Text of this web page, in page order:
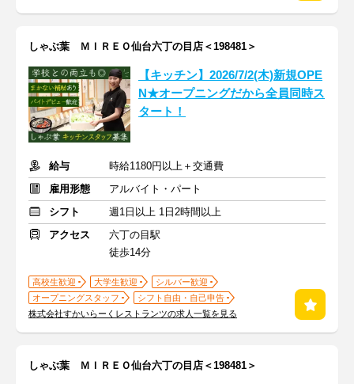
しゃぶ葉 ＭＩＲＥＯ仙台六丁の目店＜198481＞
【キッチン】2026/7/2(木)新規OPE
N★オープニングだから全員同時ス
タート！
給与
時給1180円以上＋交通費
雇用形態
アルバイト・パート
シフト
週1日以上 1日2時間以上
アクセス
六丁の目駅
徒歩14分
高校生歓迎 大学生歓迎
シルバー歓迎
オープニングスタッフ
シフト自由・自己申告
株式会社すかいらーくレストランツの求人一覧を見る
しゃぶ葉 ＭＩＲＥＯ仙台六丁の目店＜198481＞